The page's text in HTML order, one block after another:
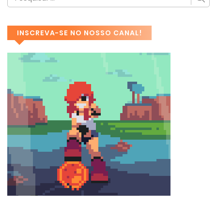
INSCREVA-SE NO NOSSO CANAL!